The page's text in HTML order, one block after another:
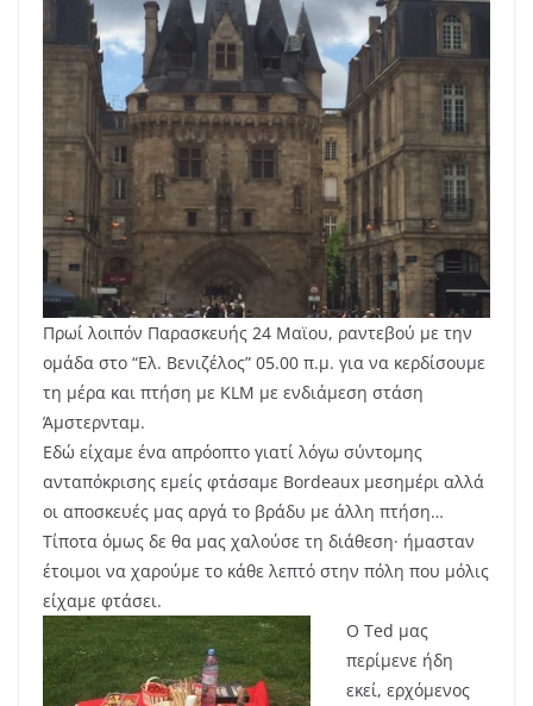
Πρωί λοιπόν Παρασκευής 24 Μαϊου, ραντεβού με την
ομάδα στο “Ελ. Βενιζέλος” 05.00 π.μ. για να κερδίσουμε
τη μέρα και πτήση με KLM με ενδιάμεση στάση
Άμστερνταμ.
Εδώ είχαμε ένα απρόοπτο γιατί λόγω σύντομης
ανταπόκρισης εμείς φτάσαμε Bordeaux μεσημέρι αλλά
οι αποσκευές μας αργά το βράδυ με άλλη πτήση…
Τίποτα όμως δε θα μας χαλούσε τη διάθεση· ήμασταν
έτοιμοι να χαρούμε το κάθε λεπτό στην πόλη που μόλις
είχαμε φτάσει.
Ο Ted μας
περίμενε ήδη
εκεί, ερχόμενος